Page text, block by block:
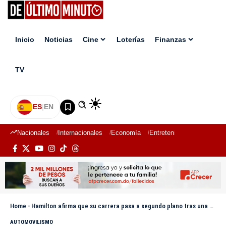
Inicio Noticias Cine Loterías Finanzas
TV
ES|EN
Nacionales Internacionales Economía Entretenimiento
Home - Hamilton afirma que su carrera pasa a segundo plano tras una difícil temporada
AUTOMOVILISMO